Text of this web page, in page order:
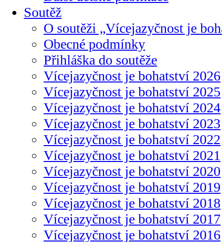
Soutěž
O soutěži „Vícejazyčnost je
Obecné podmínky
Přihláška do soutěže
Vícejazyčnost je bohatství 2026
Vícejazyčnost je bohatství 2025
Vícejazyčnost je bohatství 2024
Vícejazyčnost je bohatství 2023
Vícejazyčnost je bohatství 2022
Vícejazyčnost je bohatství 2021
Vícejazyčnost je bohatství 2020
Vícejazyčnost je bohatství 2019
Vícejazyčnost je bohatství 2018
Vícejazyčnost je bohatství 2017
Vícejazyčnost je bohatství 2016